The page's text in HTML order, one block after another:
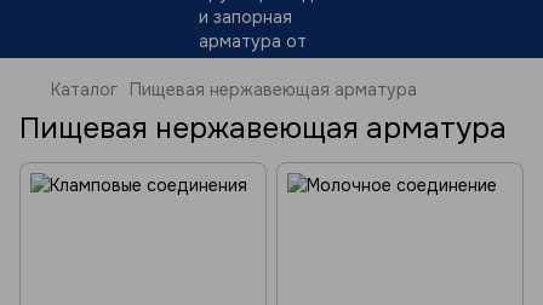
Каталог Пищевая нержавеющая арматура
Пищевая нержавеющая арматура